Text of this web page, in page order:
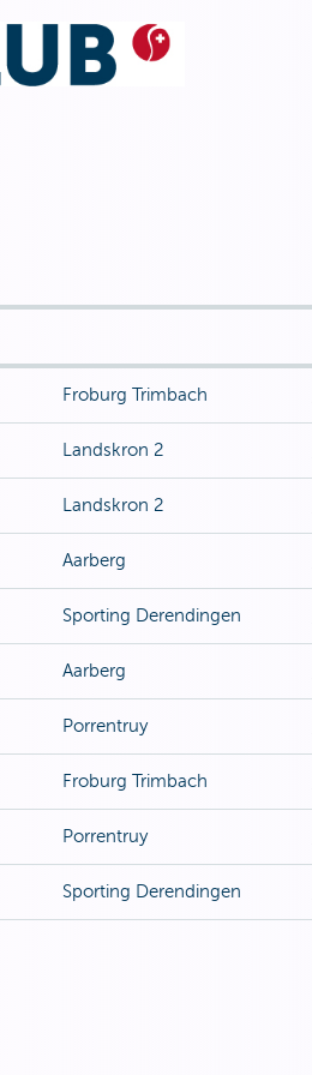
Froburg Trimbach
Landskron 2
Landskron 2
Aarberg
Sporting Derendingen
Aarberg
Porrentruy
Froburg Trimbach
Porrentruy
Sporting Derendingen